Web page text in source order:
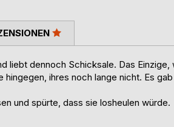
liebt dennoch Schicksale. Das Einzige,
ihres noch lange nicht. Es
und spürte, dass sie losheulen würde.